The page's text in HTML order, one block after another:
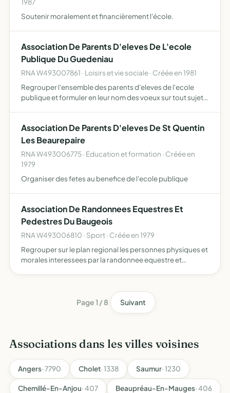
1987
Soutenir moralement et financièrement l'école.
Association De Parents D'eleves De L'ecole
Publique Du Guedeniau
RNA W493007861 · Loisirs et vie sociale · Créée en 1981
Regrouper l'ensemble des parents d'eleves de l'ecole
publique et formuler en leur nom des voeux sur tout sujet
Association De Parents D'eleves De St Quentin
Les Beaurepaire
RNA W493006775 · Education et formation · Créée en
1979
Organiser des fetes au benefice de l'ecole publique
Association De Randonnees Equestres Et
Pedestres Du Baugeois
RNA W493006810 · Sport · Créée en 1979
Regrouper sur le plan regional les personnes physiques et
morales interessees par la randonnee equestre et
Page 1 / 8 Suivant
Associations dans les villes voisines
Angers· 7790 Cholet· 1338 Saumur· 1230
Chemillé-En-Anjou· 407 Beaupréau-En-Mauges· 406